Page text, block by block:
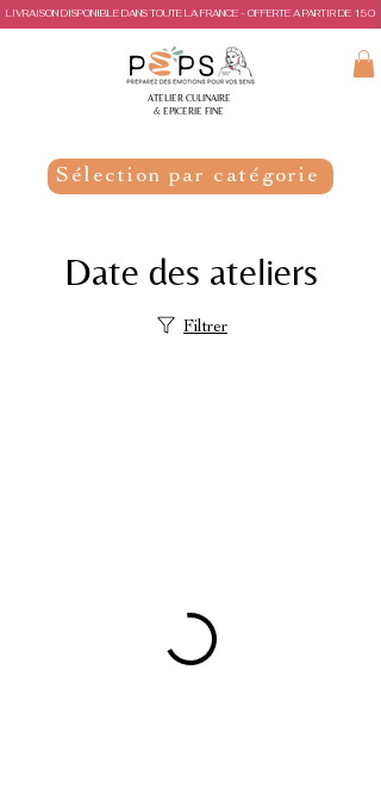
LIVRAISON DISPONIBLE DANS TOUTE LA FRANCE - OFFERTE A PARTIR DE 150€
ATELIER CULINAIRE
& EPICERIE FINE
Sélection par catégorie
Date des ateliers
Filtrer